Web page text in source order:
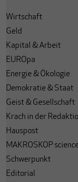
Wirtschaft
Geld
Kapital & Arbeit
EUROpa
Energie & Ökologie
Demokratie & Staat
Geist & Gesellschaft
Krach in der
Hauspost
MAKROSKOP
Schwerpunkt
Editorial